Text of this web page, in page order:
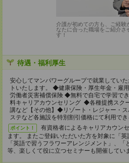
介護が初めての方も、ご経験
なたに合った職場をご紹介さ
す！
待遇・福利厚生
安心してマンパワーグループで就業してい
トいたします。 ◆健康保険・厚生年金・雇
労働者災害補償保険 ◆無料で自宅で学習で
料キャリアカウンセリング ◆各種提携スク
講など【その他】◆リゾート・レジャー・
ステなど各施設を特別割引価格にて利用で
ポイント！
有資格者によるキャリアカウン
ます。 またご登録いただいた方を対象に「
「英語で習うフラワーアレンジメント」、「
等、楽しくて役に立つセミナーも開催してい